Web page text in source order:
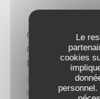
Le
cookies
Guy Martin :
Compliquée
Internationale”
06/05/2020
On ne présente plus le